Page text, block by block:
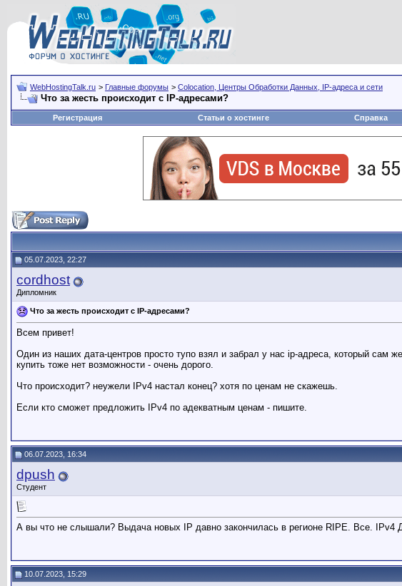
WebHostingTalk.ru > Главные форумы > Сolocation, Центры Обработки Данных, IP-адреса и сети
Что за жесть происходит с IP-адресами?
Регистрация
Статьи о хостинге Справка
05.07.2023, 22:27
cordhost
Дипломник
Что за жесть происходит с IP-адресами?
Всем привет!
Один из наших дата-центров просто тупо взял и забрал у нас ip-адреса, который
купить тоже нет возможности - очень дорого.
Что происходит? неужели IPv4 настал конец? хотя по ценам не скажешь.
Если кто сможет предложить IPv4 по адекватным ценам - пишите.
06.07.2023, 16:34
dpush
Студент
А вы что не слышали? Выдача новых IP давно закончилась в регионе RIPE. Все. IPv4
10.07.2023, 15:29